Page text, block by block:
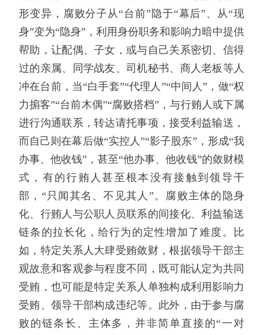
形变异，腐败分子从“台前”隐于“幕后”、从“现
身”变为“隐身”，利用身份职务和影响力暗中提供
帮助，让配偶、子女，或与自己关系密切、信得
过的亲属、同学战友、司机秘书、商人老板等人
冲在台前，当“白手套”“代理人”“中间人”，做“权
力掮客”“台前木偶”“腐败搭档”，与行贿人或下属
进行沟通联系，转达请托事项，接受利益输送，
而自己则在幕后做“实控人”“影子股东”，形成“我
办事、他收钱”，甚至“他办事、他收钱”的敛财模
式，有的行贿人甚至根本没有接触到领导干
部，“只闻其名、不见其人”。腐败主体的隐身
化、行贿人与公职人员联系的间接化、利益输送
链条的拉长化，给行为的定性增加了难度。比
如，特定关系人大肆受贿敛财，根据领导干部主
观故意和客观参与程度不同，既可能认定为共同
受贿，也可能是特定关系人单独构成利用影响力
受贿、领导干部构成违纪等。此外，由于参与腐
败的链条长、主体多，并非简单直接的“一对